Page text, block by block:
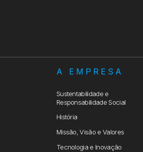
A EMPRESA
Sustentabilidade e
Responsabilidade Social
História
Missão, Visão e Valores
Tecnologia e Inovação